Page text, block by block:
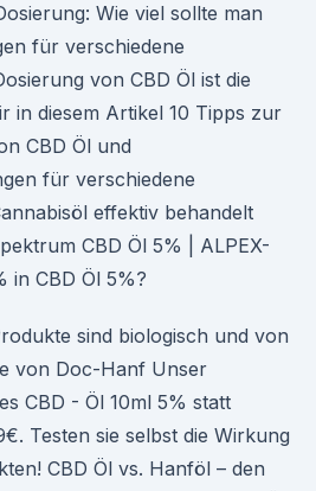
Wie viel sollte man
für verschiedene
von CBD Öl ist die
in diesem Artikel 10 Tipps zur
CBD Öl und
für verschiedene
effektiv behandelt
CBD Öl 5% | ALPEX-
in CBD Öl 5%?
sind biologisch und von
von Doc-Hanf Unser
CBD - Öl 10ml 5% statt
Testen sie selbst die Wirkung
CBD Öl vs. Hanföl – den